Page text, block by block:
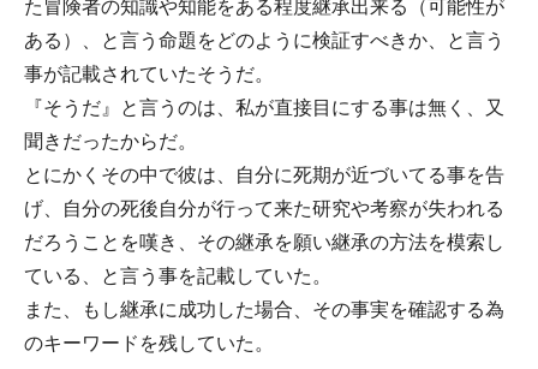
た冒険者の知識や知能をある程度継承出来る（可能性が
ある）、と言う命題をどのように検証すべきか、と言う
事が記載されていたそうだ。
『そうだ』と言うのは、私が直接目にする事は無く、又
聞きだったからだ。
とにかくその中で彼は、自分に死期が近づいてる事を告
げ、自分の死後自分が行って来た研究や考察が失われる
だろうことを嘆き、その継承を願い継承の方法を模索し
ている、と言う事を記載していた。
また、もし継承に成功した場合、その事実を確認する為
のキーワードを残していた。